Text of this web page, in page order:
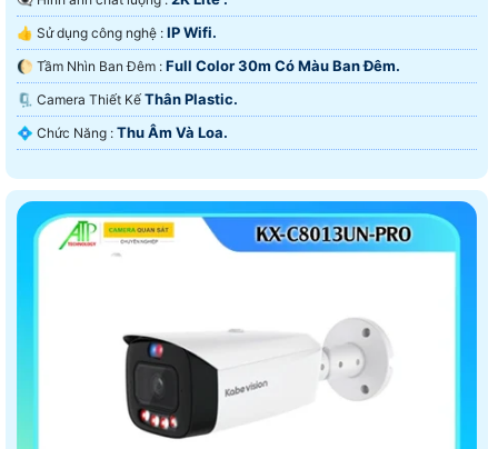
👍 Sử dụng công nghệ : IP Wifi.
🌔 Tầm Nhìn Ban Đêm : Full Color 30m Có Màu Ban Ðêm.
🗜️ Camera Thiết Kế Thân Plastic.
️💠 Chức Năng : Thu Âm Và Loa.